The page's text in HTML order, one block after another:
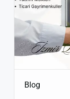
Blog